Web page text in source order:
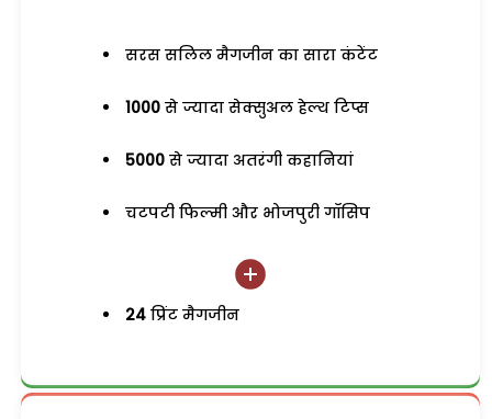
सरस सलिल मैगजीन का सारा कंटेंट
1000 से ज्यादा सेक्सुअल हेल्थ टिप्स
5000 से ज्यादा अतरंगी कहानियां
चटपटी फिल्मी और भोजपुरी गॉसिप
24 प्रिंट मैगजीन